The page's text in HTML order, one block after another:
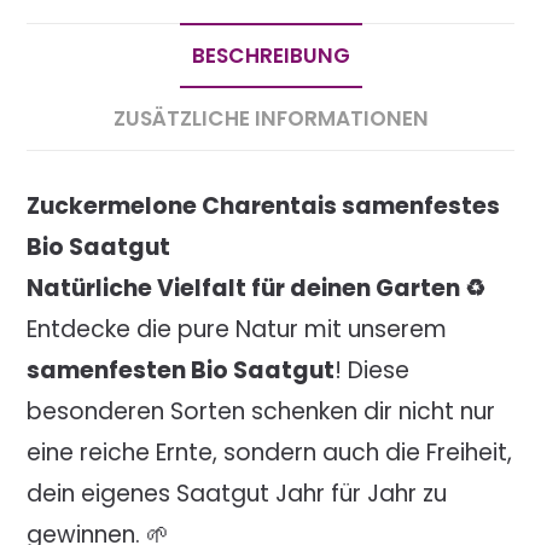
BESCHREIBUNG
ZUSÄTZLICHE INFORMATIONEN
Zuckermelone Charentais samenfestes
Bio Saatgut
Natürliche Vielfalt für deinen Garten ♻️
Entdecke die pure Natur mit unserem
samenfesten Bio Saatgut! Diese
besonderen Sorten schenken dir nicht nur
eine reiche Ernte, sondern auch die Freiheit,
dein eigenes Saatgut Jahr für Jahr zu
gewinnen. 🌱